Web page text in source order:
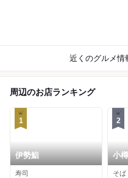
近くのグルメ情
周辺のお店ランキング
1
伊勢鮨
寿司
2
小
そば